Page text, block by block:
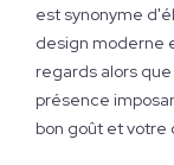
est synonyme
design moderne
regards alors
présence
bon goût et votre